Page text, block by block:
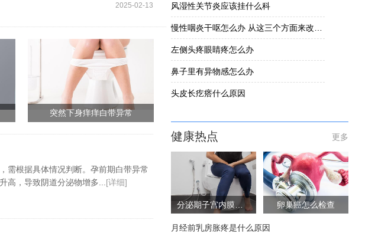
2025-02-13
突然下身痒痒白带异常
需根据具体情况判断。孕前期白带异常
高，导致阴道分泌物增多... [详细]
风湿性关节炎应该挂什么科
左侧头疼眼睛疼怎么办
鼻子里有异物感怎么办
头皮长疙瘩什么原因
健康热点 更多
分泌期子宫内膜厚度多少是正常的 卵巢癌怎么检查
月经前乳房胀疼是什么原因